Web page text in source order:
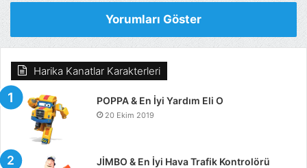
Yorumları Göster
Harika Kanatlar Karakterleri
POPPA & En İyi Yardım Eli O
20 Ekim 2019
JİMBO & En İyi Hava Trafik Kontrolörü